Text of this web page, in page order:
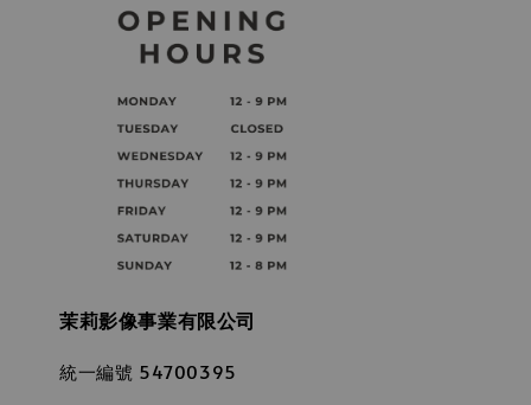
茉莉影像事業有限公司
統一編號 54700395